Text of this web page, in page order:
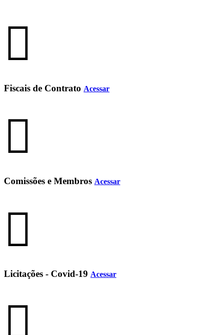
Fiscais de Contrato Acessar
Comissões e Membros Acessar
Licitações - Covid-19 Acessar